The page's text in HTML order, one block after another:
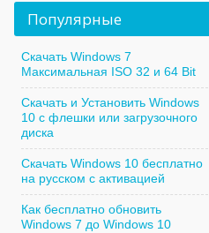
Популярные
Скачать Windows 7
Максимальная ISO 32 и 64 Bit
Скачать и Установить Windows
10 с флешки или загрузочного
диска
Скачать Windows 10 бесплатно
на русском с активацией
Как бесплатно обновить
Windows 7 до Windows 10